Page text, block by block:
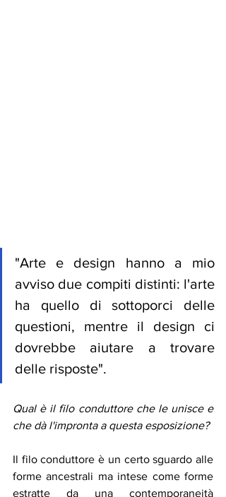
"Arte e design hanno a mio
avviso due compiti distinti: l'arte
ha quello di sottoporci delle
questioni, mentre il design ci
dovrebbe aiutare a trovare
delle risposte".
Qual è il filo conduttore che le unisce e
che dà l'impronta a questa esposizione?
Il filo conduttore è un certo sguardo alle
forme ancestrali ma intese come forme
estratte da una contemporaneità